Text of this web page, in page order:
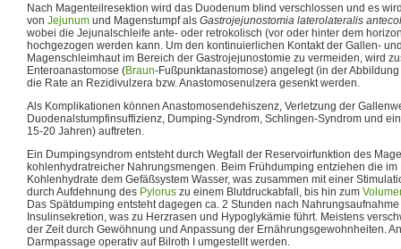
Nach Magenteilresektion wird das Duodenum blind verschlossen und es
von Jejunum und Magenstumpf als Gastrojejunostomia laterolateralis
wobei die Jejunalschleife ante- oder retrokolisch (vor oder hinter dem
hochgezogen werden kann. Um den kontinuierlichen Kontakt der Gallen-
Magenschleimhaut im Bereich der Gastrojejunostomie zu vermeiden, wird
Enteroanastomose (Braun-Fußpunktanastomose) angelegt (in der
die Rate an Rezidivulzera bzw. Anastomosenulzera gesenkt werden.
Als Komplikationen können Anastomosendehiszenz, Verletzung der
Duodenalstumpfinsuffizienz, Dumping-Syndrom, Schlingen-Syndrom und
15-20 Jahren) auftreten.
Ein Dumpingsyndrom entsteht durch Wegfall der Reservoirfunktion des
kohlenhydratreicher Nahrungsmengen. Beim Frühdumping entziehen die
Kohlenhydrate dem Gefäßsystem Wasser, was zusammen mit einer
durch Aufdehnung des Pylorus zu einem Blutdruckabfall, bis hin zum
Das Spätdumping entsteht dagegen ca. 2 Stunden nach
Insulinsekretion, was zu Herzrasen und Hypoglykämie führt. Meistens
der Zeit durch Gewöhnung und Anpassung der Ernährungsgewohnheiten.
Darmpassage operativ auf Bilroth I umgestellt werden.